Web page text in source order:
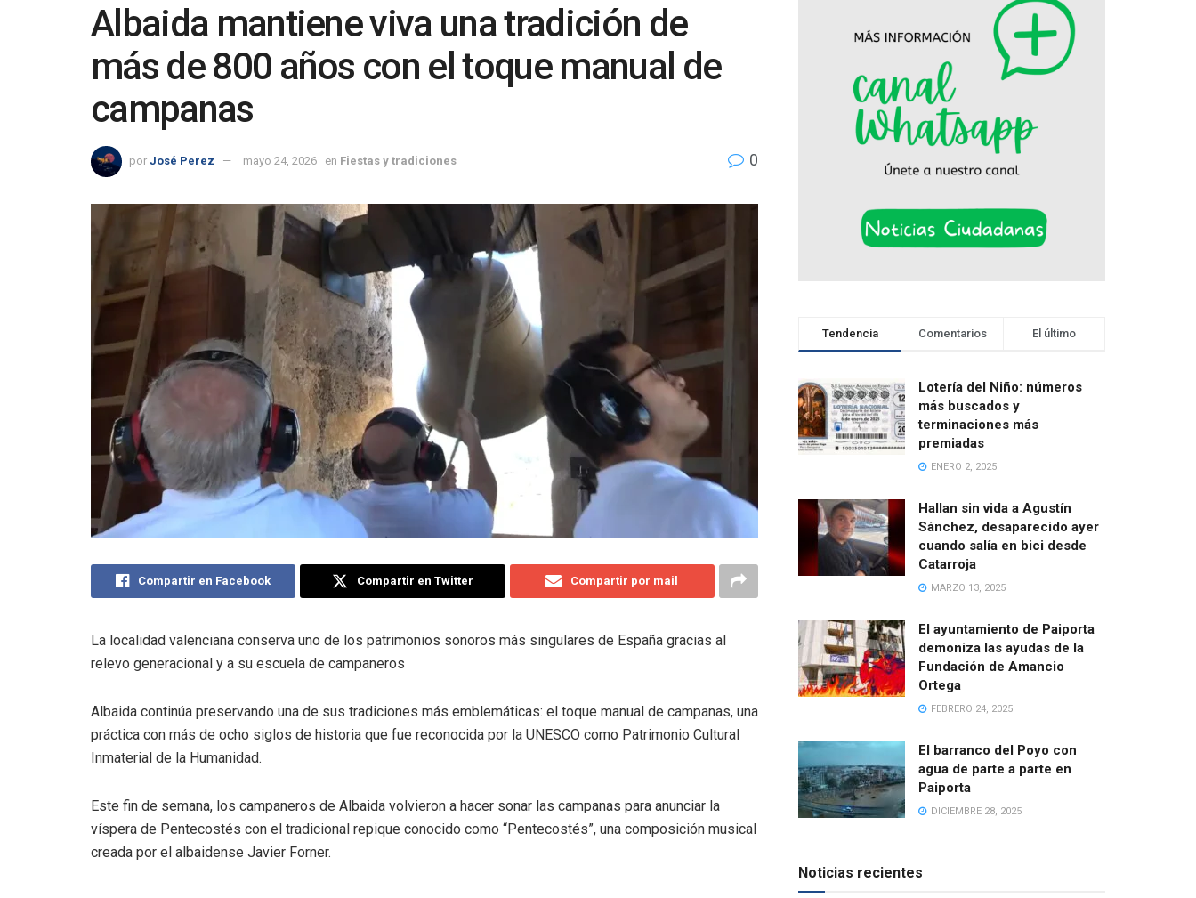
Albaida mantiene viva una tradición de
más de 800 años con el toque manual de
campanas
por José Perez mayo 24, 2026 en Fiestas y tradiciones 0
Compartir en Facebook Compartir en Twitter Compartir por mail
La localidad valenciana conserva uno de los patrimonios sonoros más singulares de España gracias al
relevo generacional y a su escuela de campaneros
Albaida continúa preservando una de sus tradiciones más emblemáticas: el toque manual de campanas, una
práctica con más de ocho siglos de historia que fue reconocida por la UNESCO como Patrimonio Cultural
Inmaterial de la Humanidad.
Este fin de semana, los campaneros de Albaida volvieron a hacer sonar las campanas para anunciar la
víspera de Pentecostés con el tradicional repique conocido como “Pentecostés”, una composición musical
creada por el albaidense Javier Forner.
Tendencia Comentarios El último
Lotería del Niño: números
más buscados y
terminaciones más
premiadas
ENERO 2, 2025
Hallan sin vida a Agustín
Sánchez, desaparecido ayer
cuando salía en bici desde
Catarroja
MARZO 13, 2025
El ayuntamiento de Paiporta
demoniza las ayudas de la
Fundación de Amancio
Ortega
FEBRERO 24, 2025
El barranco del Poyo con
agua de parte a parte en
Paiporta
DICIEMBRE 28, 2025
Noticias recientes